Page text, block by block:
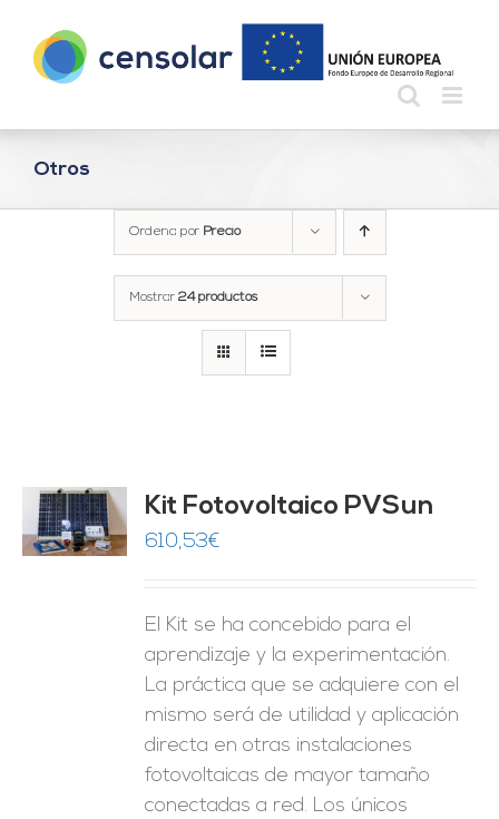
contenido
Otros
Ordena por Precio
Mostrar 24 productos
Kit Fotovoltaico PVSun
610,53€
El Kit se ha concebido para el
aprendizaje y la experimentación.
La práctica que se adquiere con el
mismo será de utilidad y aplicación
directa en otras instalaciones
fotovoltaicas de mayor tamaño
conectadas a red. Los únicos